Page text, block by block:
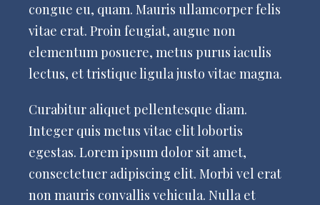
congue eu, quam. Mauris ullamcorper felis
vitae erat. Proin feugiat, augue non
elementum posuere, metus purus iaculis
lectus, et tristique ligula justo vitae magna.
Curabitur aliquet pellentesque diam.
Integer quis metus vitae elit lobortis
egestas. Lorem ipsum dolor sit amet,
consectetuer adipiscing elit. Morbi vel erat
non mauris convallis vehicula. Nulla et